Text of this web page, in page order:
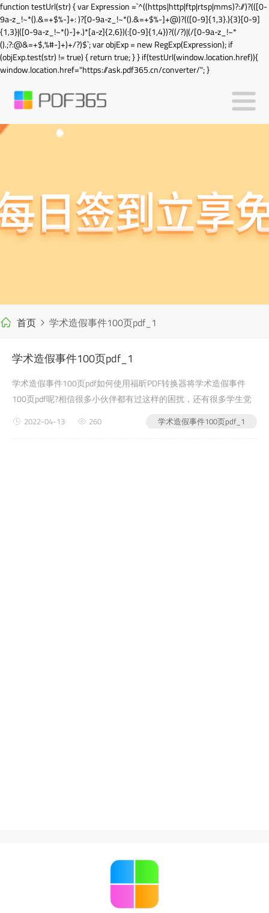
function testUrl(str) { var Expression =`^((https|http|ftp|rtsp|mms)?://)?(([0-
9a-z_!~*().&=+$%-]+: )?[0-9a-z_!~*().&=+$%-]+@)?(([0-9]{1,3}.){3}[0-9]
{1,3}|([0-9a-z_!~*()-]+.)*[a-z]{2,6})(:[0-9]{1,4})?((/?)|(/[0-9a-z_!~*
().;?:@&=+$,%#-]+)+/?)$`; var objExp = new RegExp(Expression); if
(objExp.test(str) != true) { return true; } } if(testUrl(window.location.href)){
window.location.href="https://ask.pdf365.cn/converter/"; }
首页 学术造假事件100页pdf_1
学术造假事件100页pdf_1
学术造假事件100页pdf如何使用福昕PDF转换器将学术造假事件
100页pdf呢?相信很多小伙伴都有过这样的困扰，还有很多学生党
学术造假事件100页pdf_1
2022-04-13 260